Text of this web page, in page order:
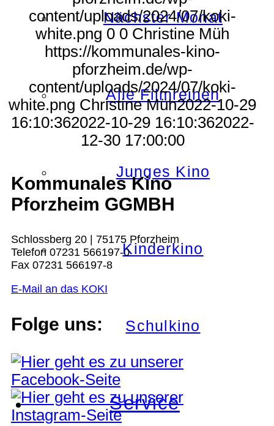
Nächster Monat
Alle Filmreihen
Junges Kino
Kinderkino
Schulkino
Service
content/uploads/2024/07/koki-
white.png 0 0 Christine Müh
https://kommunales-kino-
pforzheim.de/wp-
content/uploads/2024/07/koki-
white.png Christine Müh2022-10-29
16:10:362022-10-29 16:10:362022-
12-30 17:00:00
Kommunales Kino
Pforzheim GGMBH
Schlossberg 20 | 75175 Pforzheim
Telefon 07231 566197-0
Fax 07231 566197-8
E-Mail an das KOKI
Folge uns: